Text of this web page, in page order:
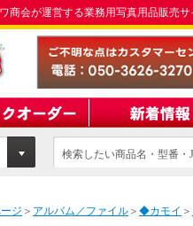
商会が運営する業務用写真用品販売
検索したい商品名・型番
ジ ＞ アルバム／ファイル ＞ ◆カモイ ＞